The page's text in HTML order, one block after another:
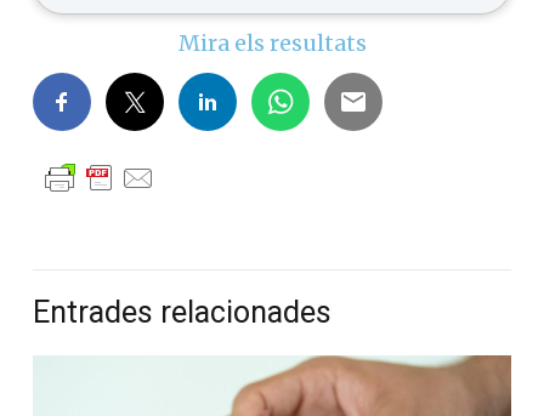
Mira els resultats
Entrades relacionades